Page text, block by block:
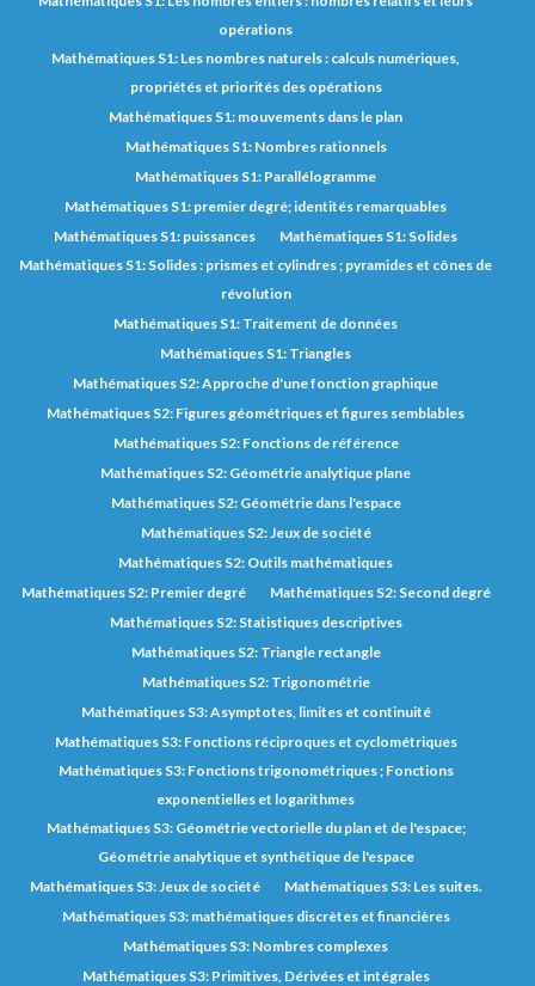
opérations
Mathématiques S1: Les nombres naturels : calculs numériques,
propriétés et priorités des opérations
Mathématiques S1: mouvements dans le plan
Mathématiques S1: Nombres rationnels
Mathématiques S1: Parallélogramme
Mathématiques S1: premier degré; identités remarquables
Mathématiques S1: puissances
Mathématiques S1: Solides
Mathématiques S1: Solides : prismes et cylindres ; pyramides et cônes de
révolution
Mathématiques S1: Traitement de données
Mathématiques S1: Triangles
Mathématiques S2: Approche d'une fonction graphique
Mathématiques S2: Figures géométriques et figures semblables
Mathématiques S2: Fonctions de référence
Mathématiques S2: Géométrie analytique plane
Mathématiques S2: Géométrie dans l'espace
Mathématiques S2: Jeux de société
Mathématiques S2: Outils mathématiques
Mathématiques S2: Premier degré
Mathématiques S2: Second degré
Mathématiques S2: Statistiques descriptives
Mathématiques S2: Triangle rectangle
Mathématiques S2: Trigonométrie
Mathématiques S3: Asymptotes, limites et continuité
Mathématiques S3: Fonctions réciproques et cyclométriques
Mathématiques S3: Fonctions trigonométriques ; Fonctions
exponentielles et logarithmes
Mathématiques S3: Géométrie vectorielle du plan et de l'espace;
Géométrie analytique et synthétique de l'espace
Mathématiques S3: Jeux de société
Mathématiques S3: Les suites.
Mathématiques S3: mathématiques discrètes et financières
Mathématiques S3: Nombres complexes
Mathématiques S3: Primitives, Dérivées et intégrales